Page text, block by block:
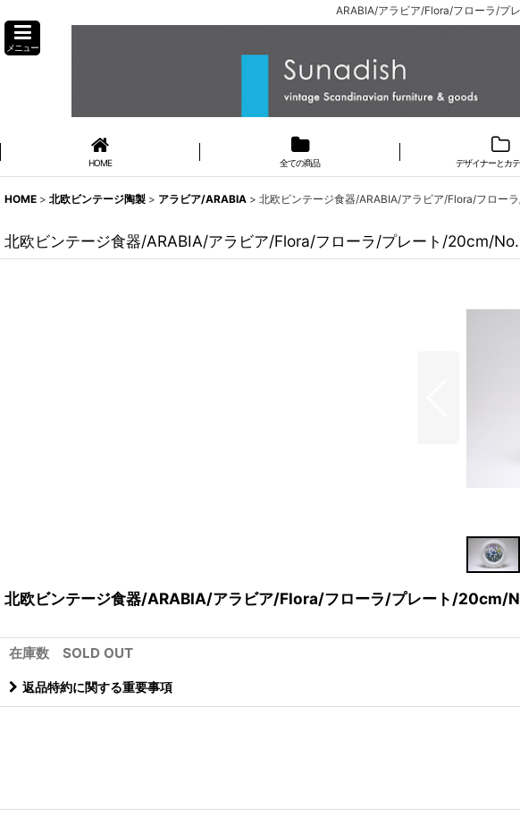
ARABIA/アラビア/Flora/フローラ/プ
メニュー
HOME 全ての商品 デザイナーとカ
HOME > 北欧ビンテージ陶製 > アラビア/ARABIA > 北欧ビンテージ食器/ARABIA/アラビア/Flora/フロー
北欧ビンテージ食器/ARABIA/アラビア/Flora/フローラ/プレート/20cm/
北欧ビンテージ食器/ARABIA/アラビア/Flora/フローラ/プレート/20cm/
在庫数 SOLD OUT
返品特約に関する重要事項